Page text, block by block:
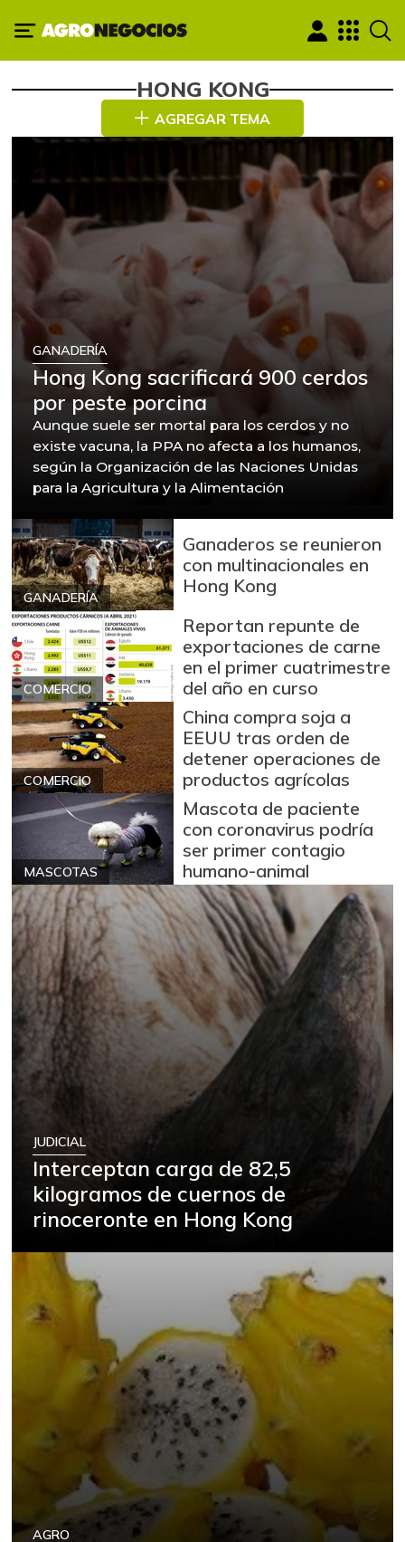
HONG KONG
AGREGAR TEMA
GANADERÍA
Hong Kong sacrificará 900 cerdos
por peste porcina
Aunque suele ser mortal para los cerdos y no
existe vacuna, la PPA no afecta a los humanos,
según la Organización de las Naciones Unidas
para la Agricultura y la Alimentación
GANADERÍA
Ganaderos se reunieron
con multinacionales en
Hong Kong
COMERCIO
Reportan repunte de
exportaciones de carne
en el primer cuatrimestre
del año en curso
COMERCIO
China compra soja a
EEUU tras orden de
detener operaciones de
productos agrícolas
MASCOTAS
Mascota de paciente
con coronavirus podría
ser primer contagio
humano-animal
JUDICIAL
Interceptan carga de 82,5
kilogramos de cuernos de
rinoceronte en Hong Kong
AGRO